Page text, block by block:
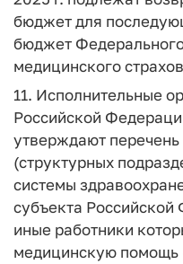
бюджет для
бюджет
медицинского
11. Исполнительные
Российской
утверждают
(структурных
системы
субъекта
иные работники
медицинскую помощь